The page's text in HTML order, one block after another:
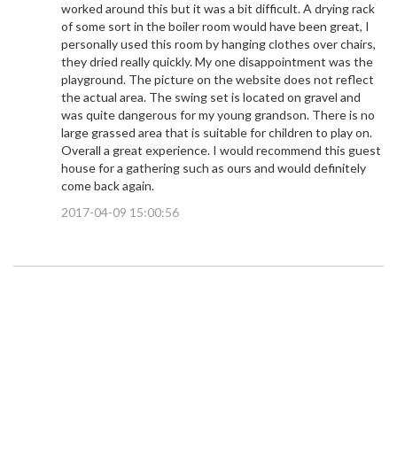
worked around this but it was a bit difficult. A drying rack
of some sort in the boiler room would have been great, I
personally used this room by hanging clothes over chairs,
they dried really quickly. My one disappointment was the
playground. The picture on the website does not reflect
the actual area. The swing set is located on gravel and
was quite dangerous for my young grandson. There is no
large grassed area that is suitable for children to play on.
Overall a great experience. I would recommend this guest
house for a gathering such as ours and would definitely
come back again.
2017-04-09 15:00:56